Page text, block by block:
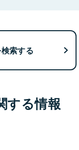
索する
する情報